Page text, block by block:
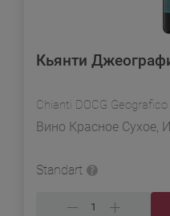
Кьянти
Chianti DOCG Geografico
Вино Красное Сухое,
Standart